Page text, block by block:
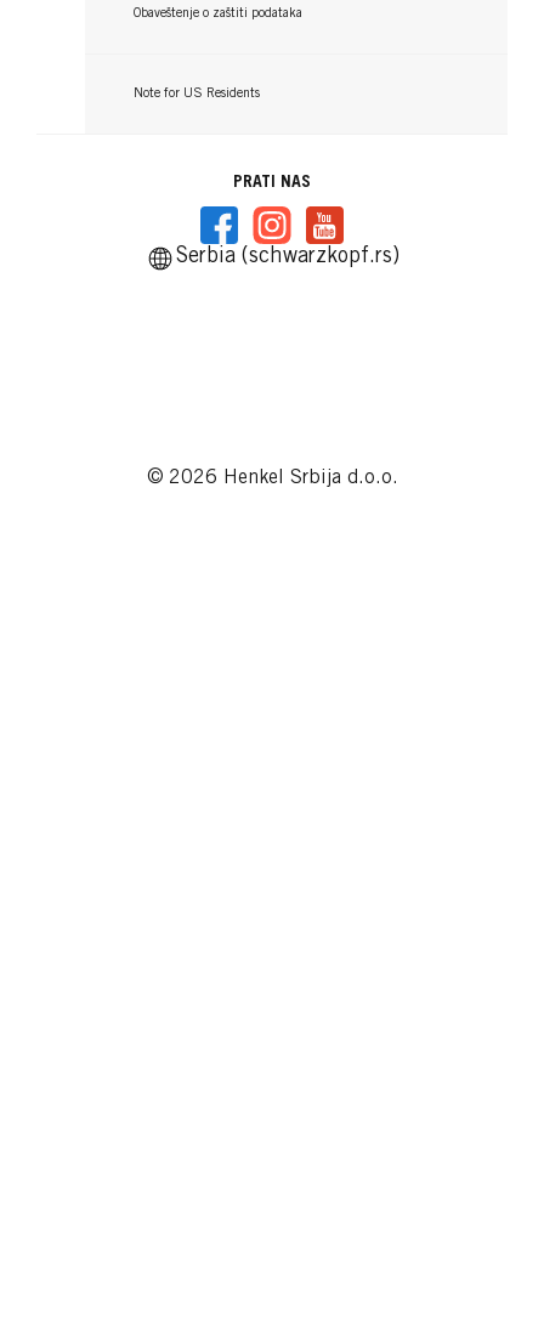
Speed Hold gel
Obaveštenje o zaštiti podataka
Note for US Residents
PRATI NAS
Serbia (schwarzkopf.rs)
© 2026 Henkel Srbija d.o.o.